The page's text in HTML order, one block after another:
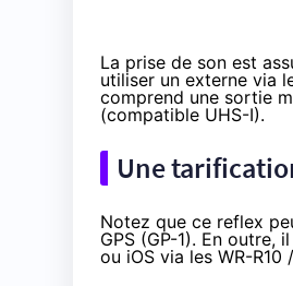
La prise de son est
utiliser un externe via
comprend une sortie
(compatible UHS-I).
Une
Notez que ce reflex
GPS (GP-1). En
ou iOS via les WR-